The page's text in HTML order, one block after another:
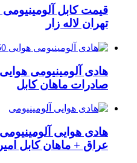
تهران لاله زار
صادرات ماهان کابل
عراق + ماهان کابل امیر